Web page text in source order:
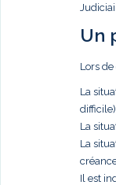
Un
Lors
La
difficile)
La
La
Il est